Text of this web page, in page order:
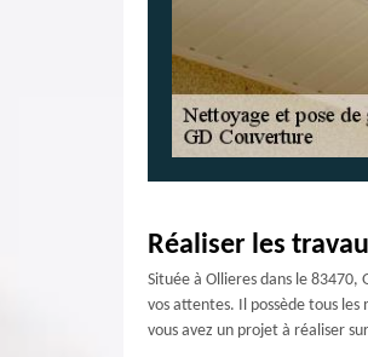
Réaliser les
Située à Ollieres dans le
vos attentes. Il possède tous
vous avez un projet à réaliser